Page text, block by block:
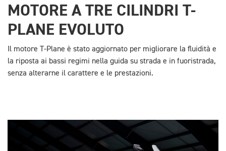
MOTORE A TRE CILINDRI T-
PLANE EVOLUTO
Il motore T-Plane è stato aggiornato per migliorare la fluidità e
la riposta ai bassi regimi nella guida su strada e in fuoristrada,
senza alterarne il carattere e le prestazioni.